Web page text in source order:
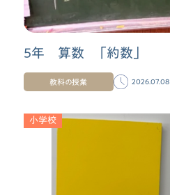
5年 算数 「約数」
教科の授業 2026.07.08
小学校